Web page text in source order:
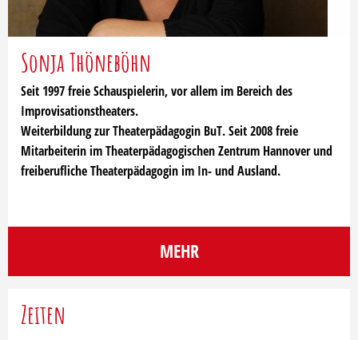
Sonja Thöneböhn
Seit 1997 freie Schauspielerin, vor allem im Bereich des
Improvisationstheaters.
Weiterbildung zur Theaterpädagogin BuT. Seit 2008 freie
Mitarbeiterin im Theaterpädagogischen Zentrum Hannover und
freiberufliche Theaterpädagogin im In- und Ausland.
MEHR
Zeiten